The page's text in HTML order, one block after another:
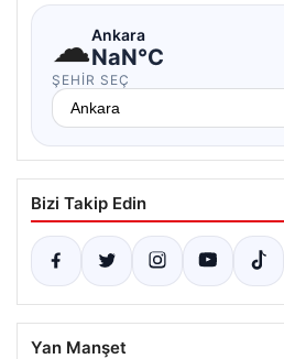
☁Ankara
NaN°C
ŞEHIR SEÇ
Bizi Takip Edin
Yan Manşet